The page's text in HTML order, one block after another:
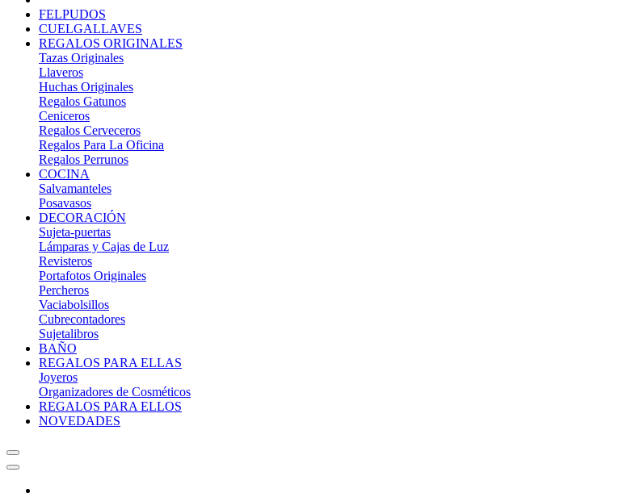
FELPUDOS
CUELGALLAVES
REGALOS ORIGINALES
Tazas Originales
Llaveros
Huchas Originales
Regalos Gatunos
Ceniceros
Regalos Cerveceros
Regalos Para La Oficina
Regalos Perrunos
COCINA
Salvamanteles
Posavasos
DECORACIÓN
Sujeta-puertas
Lámparas y Cajas de Luz
Revisteros
Portafotos Originales
Percheros
Vaciabolsillos
Cubrecontadores
Sujetalibros
BAÑO
REGALOS PARA ELLAS
Joyeros
Organizadores de Cosméticos
REGALOS PARA ELLOS
NOVEDADES